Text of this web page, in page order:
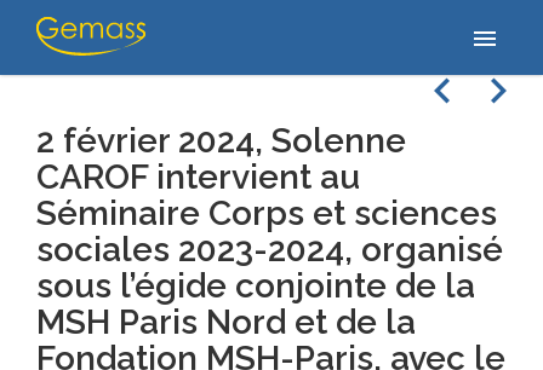
menu
Accueil/Actualités
Séminaire Corps et sciences sociales 2023-2024, organisé sous…
navigate_beforenavigate_next
2 février 2024, Solenne
CAROF intervient au
Séminaire Corps et sciences
sociales 2023-2024, organisé
sous l’égide conjointe de la
MSH Paris Nord et de la
Fondation MSH-Paris, avec le